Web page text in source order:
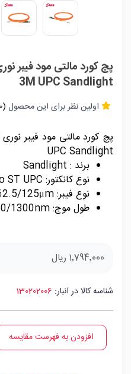
3M UPC Sandlight
اولین نظر برای این محصول (0)
UPC Sandlight
برند : Sandlight
نوع کانکتور: LC UPC to ST UPC
نوع فیبر: OM1 62.5/125μm
طول موج: 850/1300nm
1٬794٬000 ریال
شناسه کالا در انبار: 130202006
افزودن به فهرست مقایسه